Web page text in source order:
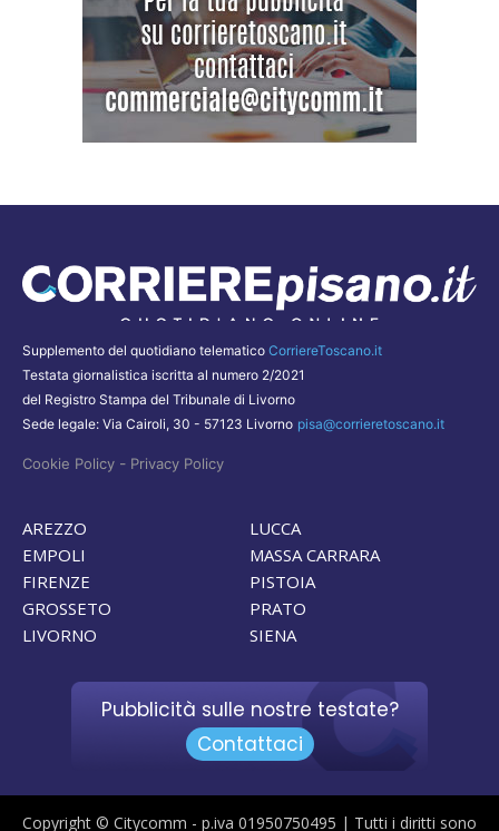
Supplemento del quotidiano telematico CorriereToscano.it
Testata giornalistica iscritta al numero 2/2021
del Registro Stampa del Tribunale di Livorno
Sede legale: Via Cairoli, 30 - 57123 Livorno pisa@corrieretoscano.it
Cookie Policy - Privacy Policy
AREZZO
EMPOLI
FIRENZE
GROSSETO
LIVORNO
LUCCA
MASSA CARRARA
PISTOIA
PRATO
SIENA
Pubblicità sulle nostre testate?
Contattaci
Copyright © Citycomm - p.iva 01950750495 | Tutti i diritti sono